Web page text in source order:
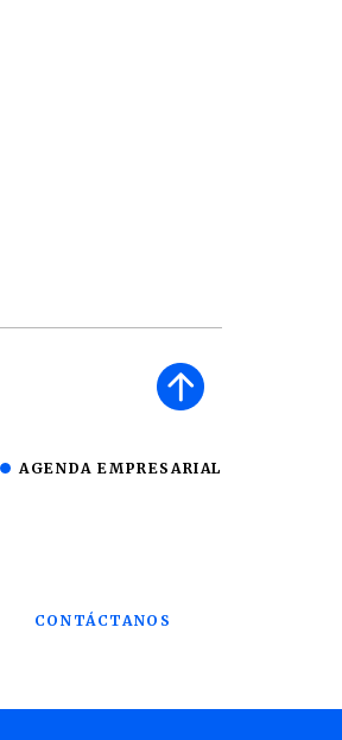
AGENDA EMPRESARIAL
CONTÁCTANOS